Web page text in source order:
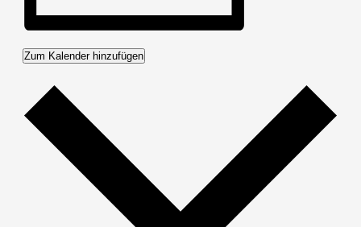
Zum Kalender hinzufügen